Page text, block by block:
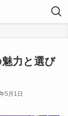
力と選び
5月1日